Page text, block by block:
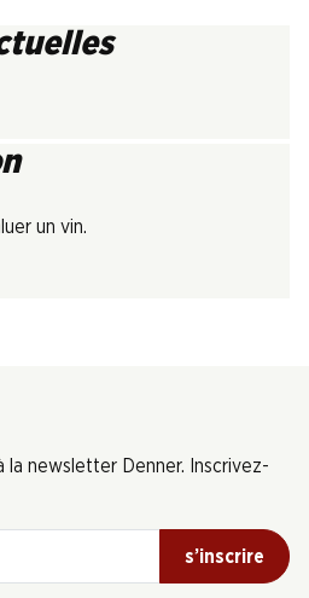
un vin.
la newsletter Denner. Inscrivez-
s’inscrire